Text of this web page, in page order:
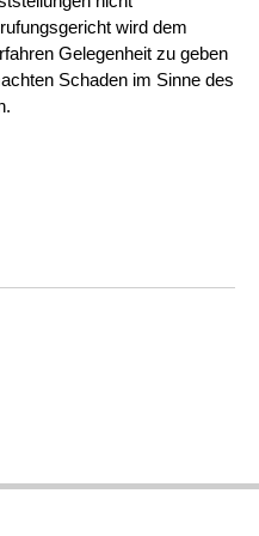
wird dem
Gelegenheit zu geben
Schaden im Sinne des